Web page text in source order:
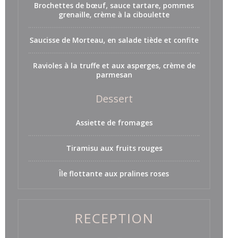
Brochettes de bœuf, sauce tartare, pommes
grenaille, crème à la ciboulette
Saucisse de Morteau, en salade tiède et confite
Ravioles à la truffe et aux asperges, crème de
parmesan
Dessert
Assiette de fromages
Tiramisu aux fruits rouges
Île flottante aux pralines roses
RECEPTION